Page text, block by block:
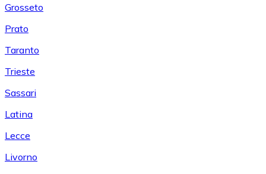
Grosseto
Prato
Taranto
Trieste
Sassari
Latina
Lecce
Livorno